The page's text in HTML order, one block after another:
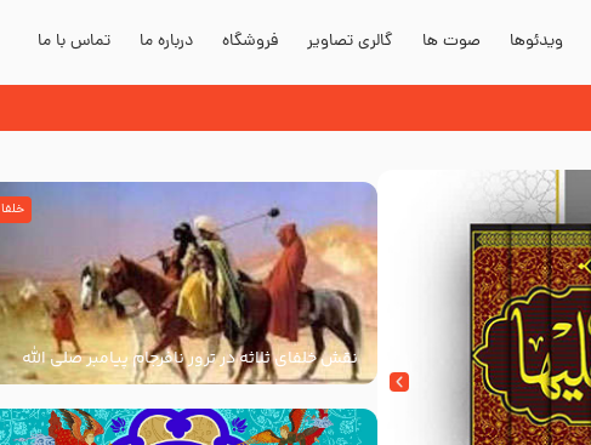
ویدئوها صوت ها گالری تصاویر فروشگاه درباره ما تماس با ما
نقش خلفای ثلاثه در ترور نافرجام پیامبر صلی الله
علیه و آله و سلم
خلفا